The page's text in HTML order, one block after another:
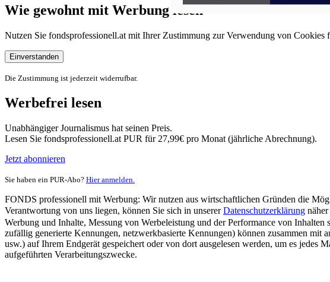
Wie gewohnt mit Werbung lesen
Nutzen Sie fondsprofessionell.at mit Ihrer Zustimmung zur Verwendung von Cookies
Einverstanden
Die Zustimmung ist jederzeit widerrufbar.
Werbefrei lesen
Unabhängiger Journalismus hat seinen Preis.
Lesen Sie fondsprofessionell.at PUR für 27,99€ pro Monat (jährliche Abrechnung).
Jetzt abonnieren
Sie haben ein PUR-Abo? Hier anmelden.
FONDS professionell mit Werbung: Wir nutzen aus wirtschaftlichen Gründen die
Verantwortung von uns liegen, können Sie sich in unsererDatenschutzerklärung
Werbung und Inhalte, Messung von Werbeleistung und der Performance von
zufällig generierte Kennungen, netzwerkbasierte Kennungen) können zusammen
usw.) auf Ihrem Endgerät gespeichert oder von dort ausgelesen werden, um es jedes
aufgeführten Verarbeitungszwecke.